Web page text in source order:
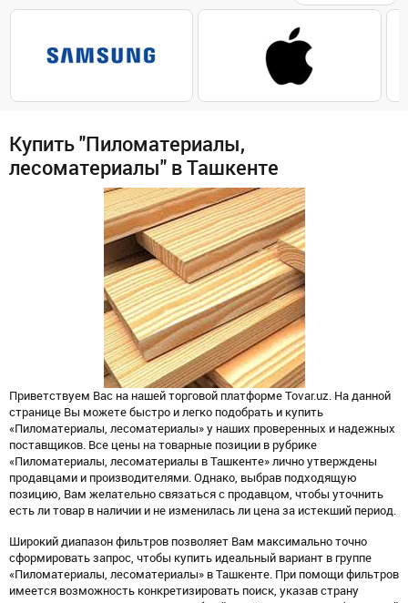
Купить "Пиломатериалы,
лесоматериалы" в Ташкенте
Приветствуем Вас на нашей торговой платформе Tovar.uz. На данной
странице Вы можете быстро и легко подобрать и купить
«Пиломатериалы, лесоматериалы» у наших проверенных и надежных
поставщиков. Все цены на товарные позиции в рубрике
«Пиломатериалы, лесоматериалы в Ташкенте» лично утверждены
продавцами и производителями. Однако, выбрав подходящую
позицию, Вам желательно связаться с продавцом, чтобы уточнить
есть ли товар в наличии и не изменилась ли цена за истекший период.
Широкий диапазон фильтров позволяет Вам максимально точно
сформировать запрос, чтобы купить идеальный вариант в группе
«Пиломатериалы, лесоматериалы» в Ташкенте. При помощи фильтров
имеется возможность конкретизировать поиск, указав страну